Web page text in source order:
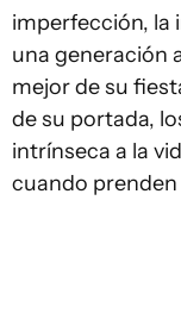
imperfección, la
una generación
mejor de su
de su portada,
intrínseca a la
cuando prenden